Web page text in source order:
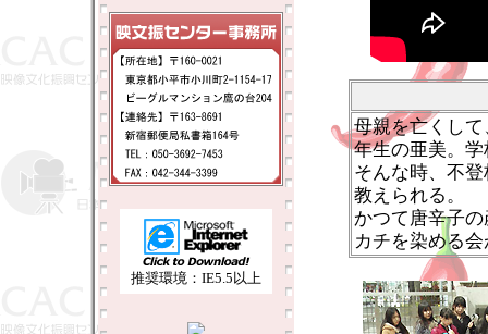
推奨環境：IE5.5以上
母親を亡くし
年生の亜美。
そんな時、不
教えられる。
かつて唐辛子
カチを染める